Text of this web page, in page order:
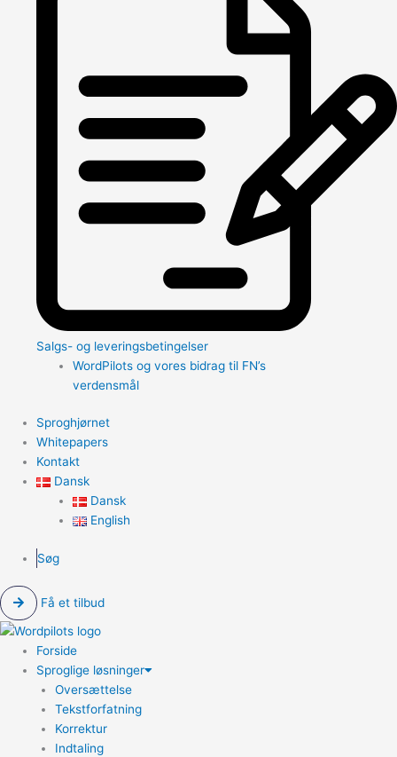
Salgs- og leveringsbetingelser
WordPilots og vores bidrag til FN’s
verdensmål
Sproghjørnet
Whitepapers
Kontakt
Dansk
Dansk
English
Søg
Få et tilbud
Forside
Sproglige løsninger
Oversættelse
Tekstforfatning
Korrektur
Indtaling